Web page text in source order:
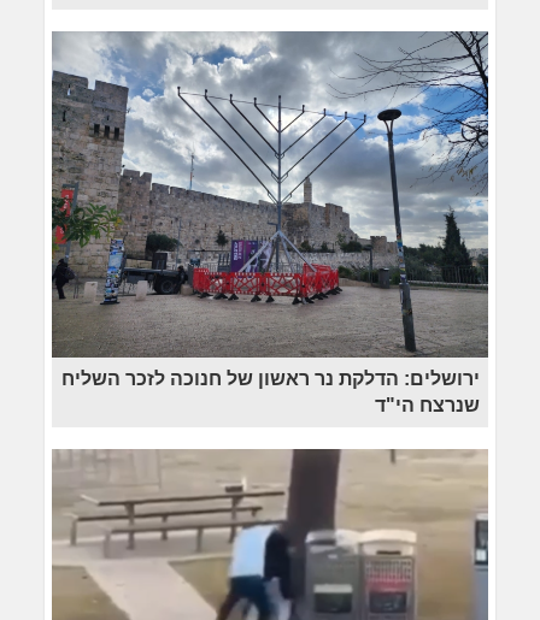
ירושלים: הדלקת נר ראשון של חנוכה לזכר השליח
שנרצח הי"ד